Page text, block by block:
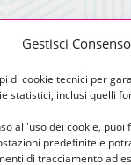
Gestisci Consenso
di cookie tecnici per
statistici, inclusi quelli
all'uso dei cookie, puoi
predefinite e
di tracciamento ad